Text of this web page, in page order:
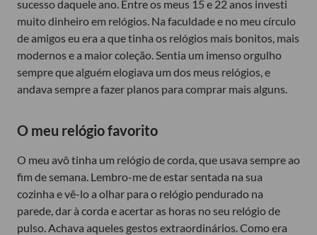
sucesso daquele ano. Entre os meus 15 e 22 anos investi
muito dinheiro em relógios. Na faculdade e no meu círculo
de amigos eu era a que tinha os relógios mais bonitos, mais
modernos e a maior coleção. Sentia um imenso orgulho
sempre que alguém elogiava um dos meus relógios, e
andava sempre a fazer planos para comprar mais alguns.
O meu relógio favorito
O meu avô tinha um relógio de corda, que usava sempre ao
fim de semana. Lembro-me de estar sentada na sua
cozinha e vê-lo a olhar para o relógio pendurado na
parede, dar à corda e acertar as horas no seu relógio de
pulso. Achava aqueles gestos extraordinários. Como era